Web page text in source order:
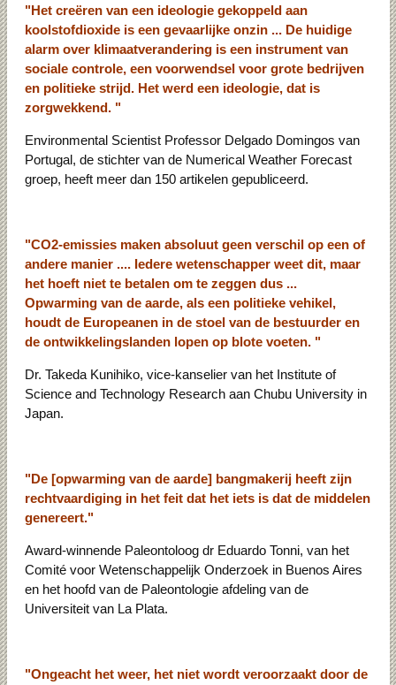
"Het creëren van een ideologie gekoppeld aan
koolstofdioxide is een gevaarlijke onzin ... De huidige
alarm over klimaatverandering is een instrument van
sociale controle, een voorwendsel voor grote bedrijven
en politieke strijd. Het werd een ideologie, dat is
zorgwekkend. "
Environmental Scientist Professor Delgado Domingos van
Portugal, de stichter van de Numerical Weather Forecast
groep, heeft meer dan 150 artikelen gepubliceerd.
"CO2-emissies maken absoluut geen verschil op een of
andere manier .... Iedere wetenschapper weet dit, maar
het hoeft niet te betalen om te zeggen dus ...
Opwarming van de aarde, als een politieke vehikel,
houdt de Europeanen in de stoel van de bestuurder en
de ontwikkelingslanden lopen op blote voeten. "
Dr. Takeda Kunihiko, vice-kanselier van het Institute of
Science and Technology Research aan Chubu University in
Japan.
"De [opwarming van de aarde] bangmakerij heeft zijn
rechtvaardiging in het feit dat het iets is dat de middelen
genereert."
Award-winnende Paleontoloog dr Eduardo Tonni, van het
Comité voor Wetenschappelijk Onderzoek in Buenos Aires
en het hoofd van de Paleontologie afdeling van de
Universiteit van La Plata.
"Ongeacht het weer, het niet wordt veroorzaakt door de